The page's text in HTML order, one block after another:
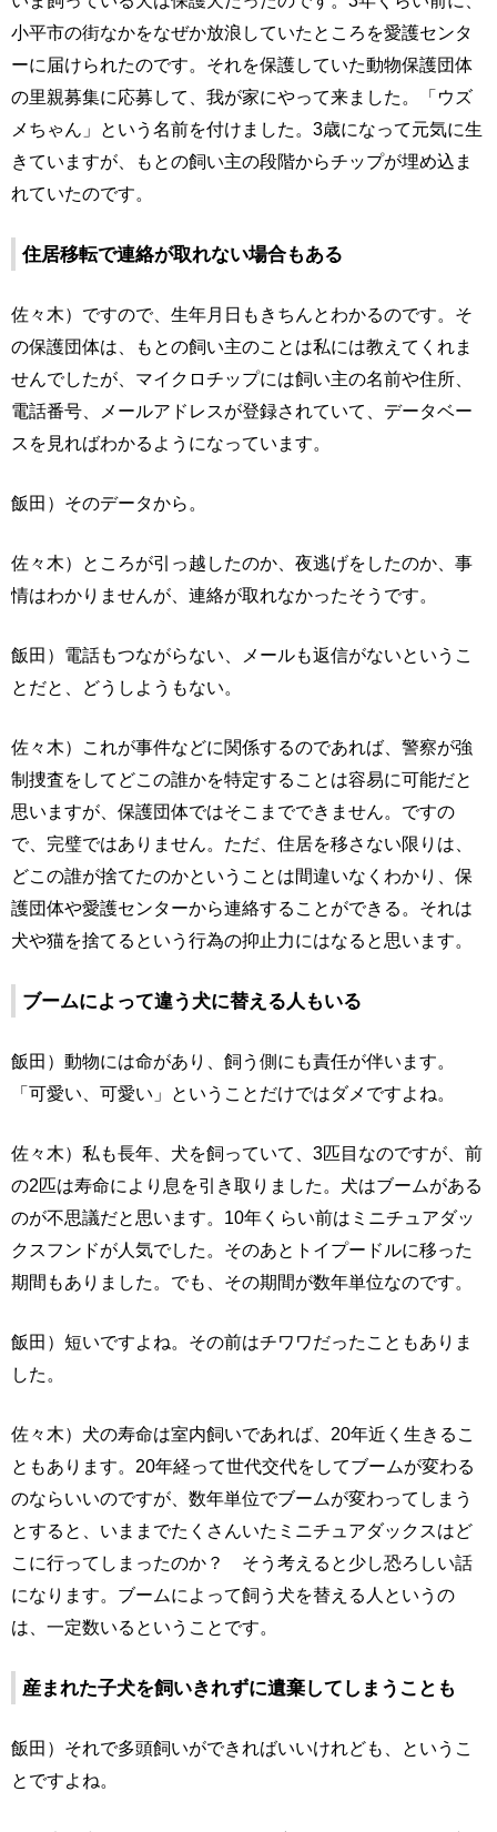
小平市の街なかをなぜか放浪していたところを愛護センタ
ーに届けられたのです。それを保護していた動物保護団体
の里親募集に応募して、我が家にやって来ました。「ウズ
メちゃん」という名前を付けました。3歳になって元気に生
きていますが、もとの飼い主の段階からチップが埋め込ま
れていたのです。
住居移転で連絡が取れない場合もある
佐々木）ですので、生年月日もきちんとわかるのです。そ
の保護団体は、もとの飼い主のことは私には教えてくれま
せんでしたが、マイクロチップには飼い主の名前や住所、
電話番号、メールアドレスが登録されていて、データベー
スを見ればわかるようになっています。
飯田）そのデータから。
佐々木）ところが引っ越したのか、夜逃げをしたのか、事
情はわかりませんが、連絡が取れなかったそうです。
飯田）電話もつながらない、メールも返信がないというこ
とだと、どうしようもない。
佐々木）これが事件などに関係するのであれば、警察が強
制捜査をしてどこの誰かを特定することは容易に可能だと
思いますが、保護団体ではそこまでできません。ですの
で、完璧ではありません。ただ、住居を移さない限りは、
どこの誰が捨てたのかということは間違いなくわかり、保
護団体や愛護センターから連絡することができる。それは
犬や猫を捨てるという行為の抑止力にはなると思います。
ブームによって違う犬に替える人もいる
飯田）動物には命があり、飼う側にも責任が伴います。
「可愛い、可愛い」ということだけではダメですよね。
佐々木）私も長年、犬を飼っていて、3匹目なのですが、前
の2匹は寿命により息を引き取りました。犬はブームがある
のが不思議だと思います。10年くらい前はミニチュアダッ
クスフンドが人気でした。そのあとトイプードルに移った
期間もありました。でも、その期間が数年単位なのです。
飯田）短いですよね。その前はチワワだったこともありま
した。
佐々木）犬の寿命は室内飼いであれば、20年近く生きるこ
ともあります。20年経って世代交代をしてブームが変わる
のならいいのですが、数年単位でブームが変わってしまう
とすると、いままでたくさんいたミニチュアダックスはど
こに行ってしまったのか？ そう考えると少し恐ろしい話
になります。ブームによって飼う犬を替える人というの
は、一定数いるということです。
産まれた子犬を飼いきれずに遺棄してしまうことも
飯田）それで多頭飼いができればいいけれども、というこ
とですよね。